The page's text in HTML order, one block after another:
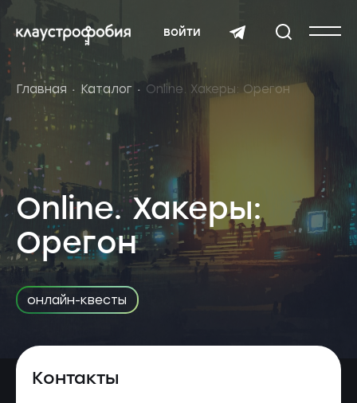
войти
Главная Каталог Online. Хакеры: Орегон
Online. Хакеры:
Орегон
онлайн-квесты
Контакты